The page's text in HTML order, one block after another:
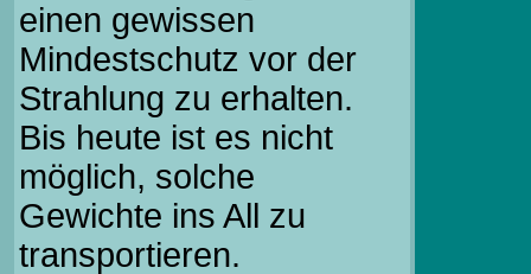
einen gewissen
Mindestschutz vor der
Strahlung zu erhalten.
Bis heute ist es nicht
möglich, solche
Gewichte ins All zu
transportieren.